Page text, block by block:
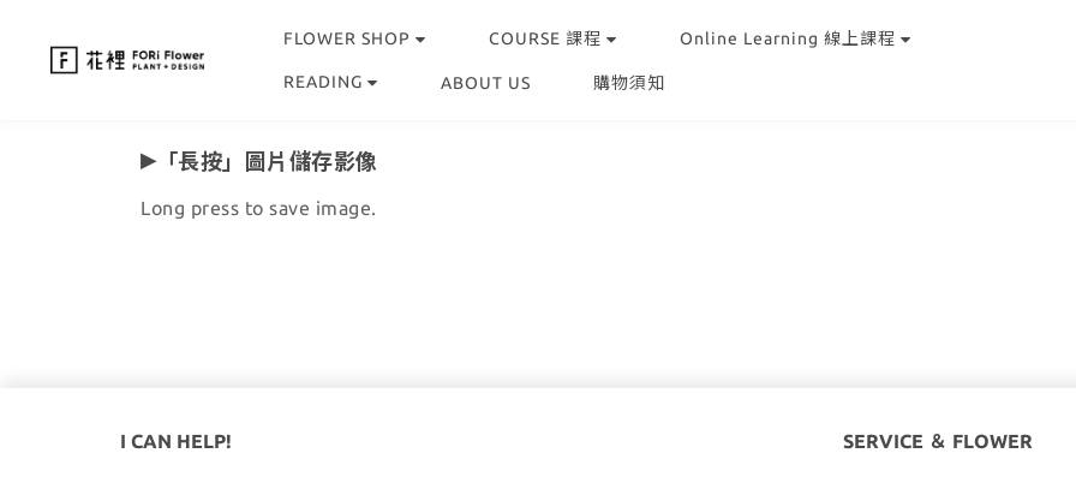
FLOWER SHOP COURSE 課程 Online Learning 線上課程
READING ABOUT US 購物須知
▸「長按」圖片儲存影像
Long press to save image.
I CAN HELP! SERVICE ＆ FLOWER